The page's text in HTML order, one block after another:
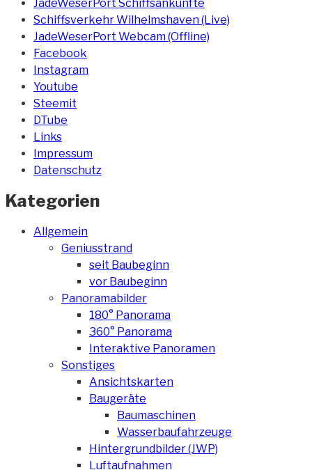
JadeWeserPort Schiffsankünfte
Schiffsverkehr Wilhelmshaven (Live)
JadeWeserPort Webcam (Offline)
Facebook
Instagram
Youtube
Steemit
DTube
Links
Impressum
Datenschutz
Kategorien
Allgemein
Geniusstrand
seit Baubeginn
vor Baubeginn
Panoramabilder
180° Panorama
360° Panorama
Interaktive Panoramen
Sonstiges
Ansichtskarten
Baugeräte
Baumaschinen
Wasserbaufahrzeuge
Hintergrundbilder (JWP)
Luftaufnahmen